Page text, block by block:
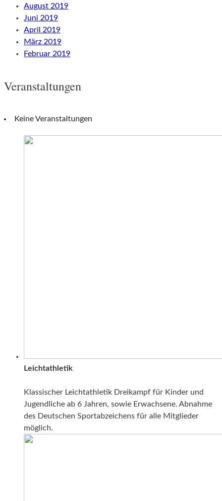
August 2019
Juni 2019
April 2019
März 2019
Februar 2019
Veranstaltungen
Keine Veranstaltungen
Leichtathletik
Klassischer Leichtathletik Dreikampf für Kinder und
Jugendliche ab 6 Jahren, sowie Erwachsene. Abnahme
des Deutschen Sportabzeichens für alle Mitglieder
möglich.